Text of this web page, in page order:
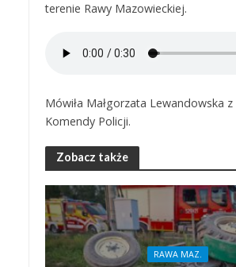
terenie Rawy Mazowieckiej.
Mówiła Małgorzata Lewandowska
Komendy Policji.
Zobacz także
RAWA MAZ.